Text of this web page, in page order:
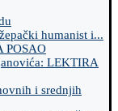
humanist i...
POSAO
LEKTIRA
i srednjih